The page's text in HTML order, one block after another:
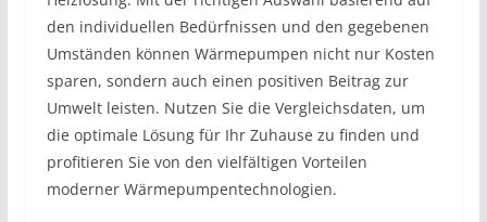
den individuellen Bedürfnissen und den gegebenen
Umständen können Wärmepumpen nicht nur Kosten
sparen, sondern auch einen positiven Beitrag zur
Umwelt leisten. Nutzen Sie die Vergleichsdaten, um
die optimale Lösung für Ihr Zuhause zu finden und
profitieren Sie von den vielfältigen Vorteilen
moderner Wärmepumpentechnologien.